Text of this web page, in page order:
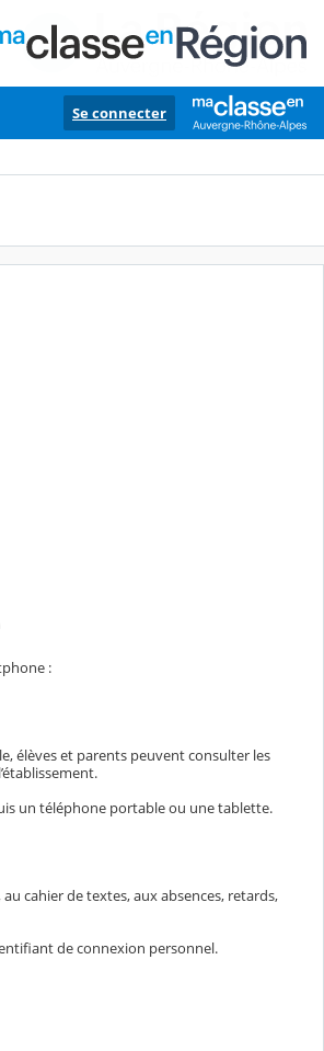
Se connecter
:
élèves et parents peuvent consulter les
un téléphone portable ou une tablette.
cahier de textes, aux absences, retards,
de connexion personnel.